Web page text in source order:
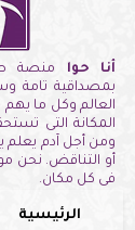
أنا حوا منصة
بمصداقية تامة
العالم وكل ما
المكانة التى
ومن أجل آدم يعلم
أو التناقض. نحن
فى كل مكان.
الرئيسية